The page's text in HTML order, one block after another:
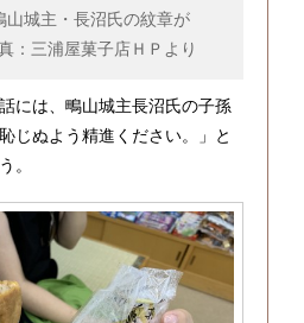
山城主・長沼氏の紋章が
：三浦屋菓子店ＨＰより
には、鴫山城主長沼氏の子孫
じぬよう精進ください。」と
。